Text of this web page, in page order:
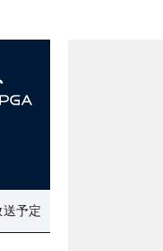
予定